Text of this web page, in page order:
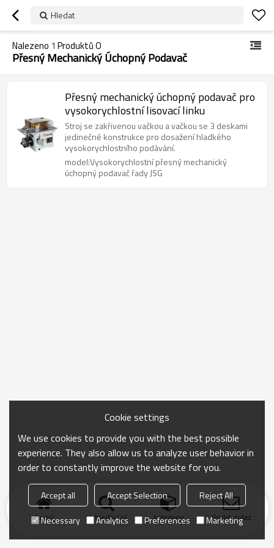
Hledat
Nalezeno 1 Produktů O
Přesný Mechanický Úchopný Podavač
Přesný mechanický úchopný podavač pro
vysokorychlostní lisovací linku
Stroj se zakřivenou vačkou a vačkou se 3 deskami
jedinečné konstrukce pro dosažení hladkého
vysokorychlostního podávání.
model:Vysokorychlostní přesný mechanický
úchopný podavač řady JSG
Domů Vyhledávání kategorie Poslat dotaz
Cookie settings
We use cookies to provide you with the best possible
experience. They also allow us to analyze user behavior in
order to constantly improve the website for you.
Accept all Accept Selection
Reject All
Necessary
Analytics Preferences Marketing